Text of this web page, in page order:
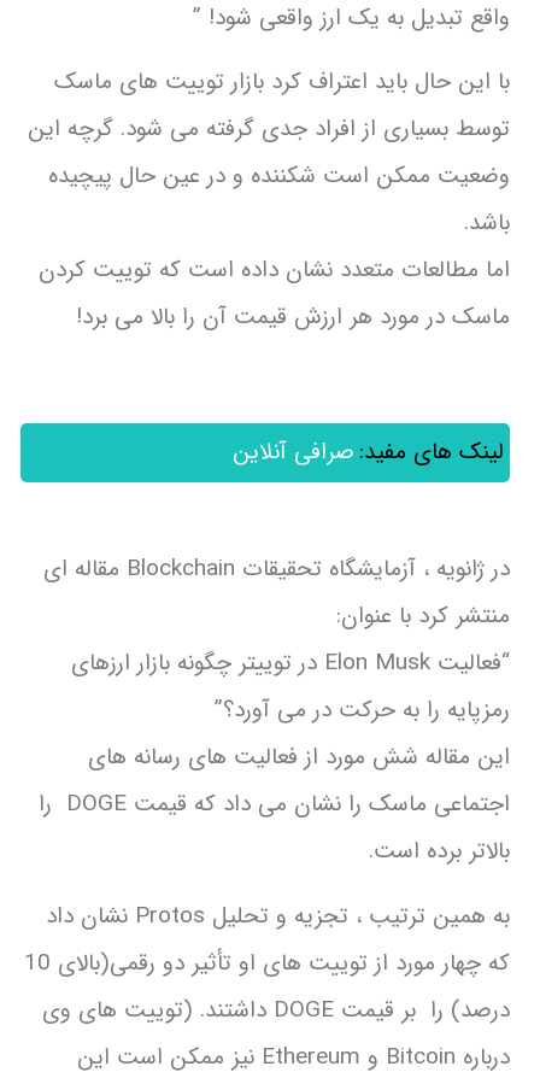
واقع تبدیل به یک ارز واقعی شود! ”
با این حال باید اعتراف کرد بازار توییت های ماسک
توسط بسیاری از افراد جدی گرفته می شود. گرچه این
وضعیت ممکن است شکننده و در عین حال پیچیده
باشد.
اما مطالعات متعدد نشان داده است که توییت کردن
ماسک در مورد هر ارزش قیمت آن را بالا می برد!
لینک های مفید:صرافی آنلاین
در ژانویه ، آزمایشگاه تحقیقات Blockchain مقاله ای
منتشر کرد با عنوان:
“فعالیت Elon Musk در توییتر چگونه بازار ارزهای
رمزپایه را به حرکت در می آورد؟”
این مقاله شش مورد از فعالیت های رسانه های
اجتماعی ماسک را نشان می داد که قیمت DOGE را
بالاتر برده است.
به همین ترتیب ، تجزیه و تحلیل Protos نشان داد
که چهار مورد از توییت های او تأثیر دو رقمی(بالای 10
درصد) را بر قیمت DOGE داشتند. (توییت های وی
درباره Bitcoin و Ethereum نیز ممکن است این